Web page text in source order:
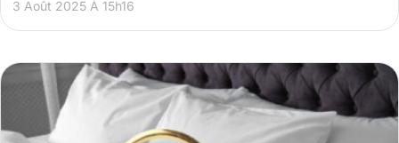
3 Août 2025 À 15h16